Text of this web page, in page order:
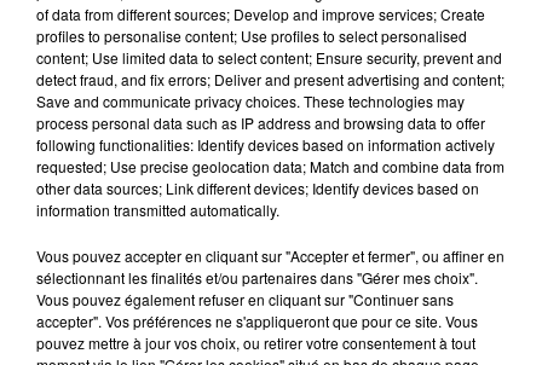
s’amusent à
relever les défis dans des scènes aux notes variées et
rythmées par les mélodies des musicien·nes connu·es
des scènes strasbourgeoises !
Date
du14 avril 2023 à 20h30
of data from different sources; Develop and improve services; Create
profiles to personalise content; Use profiles to select personalised
content; Use limited data to select content; Ensure security, prevent and
detect fraud, and fix errors; Deliver and present advertising and content;
Save and communicate privacy choices. These technologies may
process personal data such as IP address and browsing data to offer
following functionalities: Identify devices based on information actively
requested; Use precise geolocation data; Match and combine data from
other data sources; Link different devices; Identify devices based on
information transmitted automatically.
Vous pouvez accepter en cliquant sur "Accepter et fermer", ou affiner en
sélectionnant les finalités et/ou partenaires dans "Gérer mes choix".
Vous pouvez également refuser en cliquant sur "Continuer sans
accepter". Vos préférences ne s'appliqueront que pour ce site. Vous
pouvez mettre à jour vos choix, ou retirer votre consentement à tout